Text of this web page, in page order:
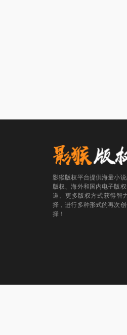
影猴版权平台提供海量小
版权、海外和国内电子版
道、更多版权方式获得智
择，进行多种形式的再次
择！